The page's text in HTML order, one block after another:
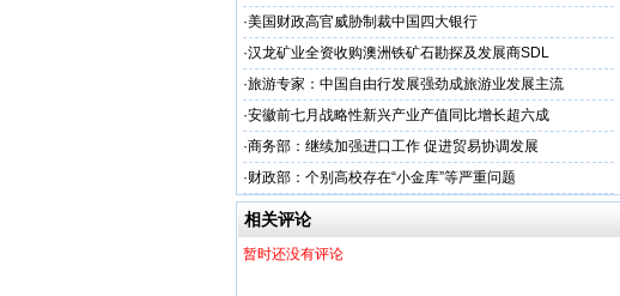
·美国财政高官威胁制裁中国四大银行
·汉龙矿业全资收购澳洲铁矿石勘探及发展商SDL
·旅游专家：中国自由行发展强劲成旅游业发展主流
·安徽前七月战略性新兴产业产值同比增长超六成
·商务部：继续加强进口工作 促进贸易协调发展
·财政部：个别高校存在“小金库”等严重问题
相关评论
暂时还没有评论